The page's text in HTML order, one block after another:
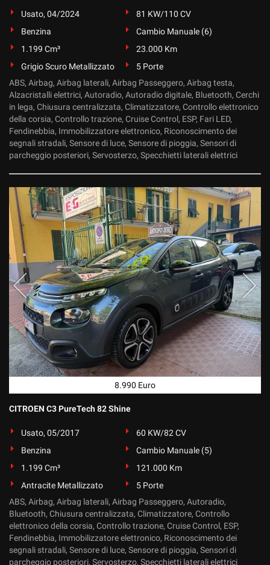
Usato, 04/2024
81 KW/110 CV
Benzina
Cambio Manuale (6)
1.199 Cm³
23.000 Km
Grigio Scuro Metallizzato
5 Porte
ABS, Airbag, Airbag laterali, Airbag Passeggero, Airbag testa,
Alzacristalli elettrici, Autoradio, Autoradio digitale, Bluetooth, Cerchi
in lega, Chiusura centralizzata, Climatizzatore, Controllo elettronico
della corsia, Controllo trazione, Cruise Control, ESP, Fari LED,
Fendinebbia, Immobilizzatore elettronico, Riconoscimento dei
segnali stradali, Sensore di luce, Sensore di pioggia, Sensori di
parcheggio posteriori, Servosterzo, Specchietti laterali elettrici
8.990 Euro
CITROEN C3 PureTech 82 Shine
Usato, 05/2017
60 KW/82 CV
Benzina
Cambio Manuale (5)
1.199 Cm³
121.000 Km
Antracite Metallizzato
5 Porte
ABS, Airbag, Airbag laterali, Airbag Passeggero, Autoradio,
Bluetooth, Chiusura centralizzata, Climatizzatore, Controllo
elettronico della corsia, Controllo trazione, Cruise Control, ESP,
Fendinebbia, Immobilizzatore elettronico, Riconoscimento dei
segnali stradali, Sensore di luce, Sensore di pioggia, Sensori di
parcheggio posteriori, Servosterzo, Specchietti laterali elettrici